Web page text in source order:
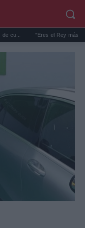
"Eres el Rey más guapo de